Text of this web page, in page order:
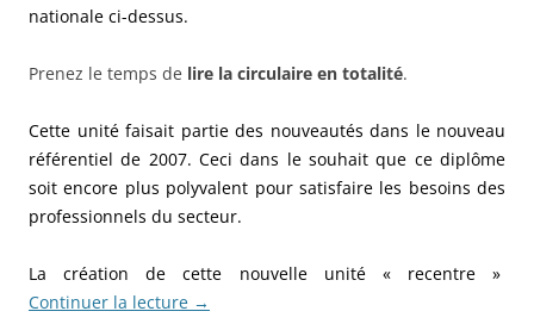
nationale ci-dessus.
Prenez le temps de lire la circulaire en totalité.
Cette unité faisait partie des nouveautés dans le nouveau
référentiel de 2007. Ceci dans le souhait que ce diplôme
soit encore plus polyvalent pour satisfaire les besoins des
professionnels du secteur.
La création de cette nouvelle unité « recentre »
Continuer la lecture →